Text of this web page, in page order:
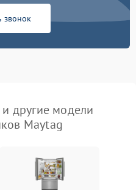
звонок
другие модели
Maytag